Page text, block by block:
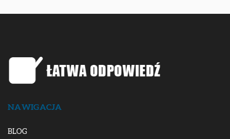
NAWIGACJA
BLOG